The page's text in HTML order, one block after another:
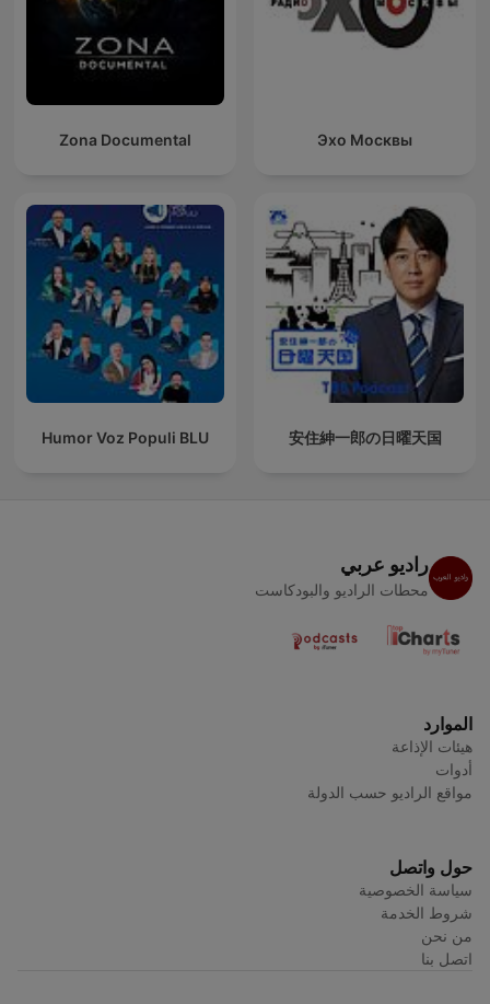
Эхо Москвы
Zona Documental
安住紳一郎の日曜天国
Humor Voz Populi BLU
راديو عربي
محطات الراديو والبودكاست
الموارد
هيئات الإذاعة
أدوات
مواقع الراديو حسب الدولة
حول واتصل
سياسة الخصوصية
شروط الخدمة
من نحن
اتصل بنا